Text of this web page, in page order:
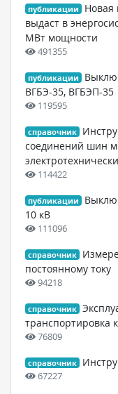
публикации
Новая
выдаст в
МВт мощности
491355
публикации
ВГБЭ-35, ВГБЭП-35
119595
справочник
соединений шин
114422
публикации
10 кВ
111096
справочник
постоянному току
94218
справочник
транспортировка
76809
справочник
67227